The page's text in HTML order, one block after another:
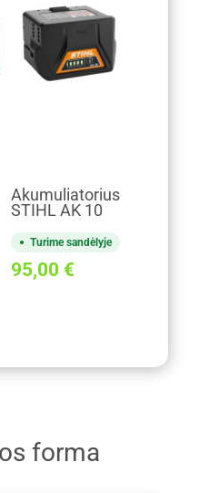
Akumuliatorius
STIHL AK 10
Turime sandėlyje
95,00 €
forma